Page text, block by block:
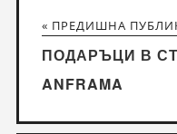
« ПРЕДИШНА
ПОДАРЪЦИ В
ANFRAMA